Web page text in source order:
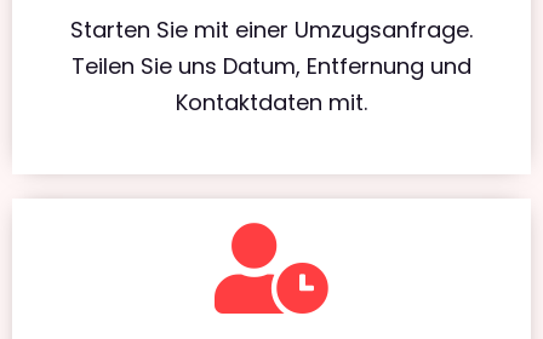
Starten Sie mit einer Umzugsanfrage.
Teilen Sie uns Datum, Entfernung und
Kontaktdaten mit.